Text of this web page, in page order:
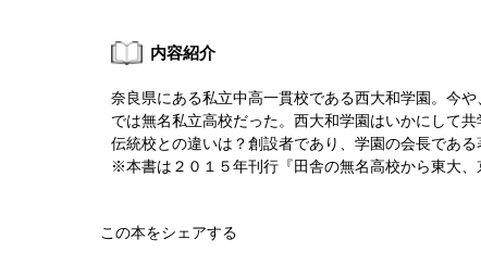
内容紹介
奈良県にある私立中高一貫校である西大和学園。今
では無名私立高校だった。西大和学園はいかにして
伝統校との違いは？創設者であり、学園の会長であ
※本書は２０１５年刊行『田舎の無名高校から東大
この本をシェアする